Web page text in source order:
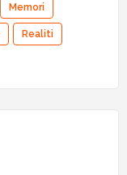
Memori
Realiti